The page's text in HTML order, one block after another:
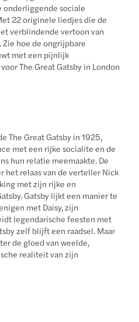
onderliggende sociale
22 originele liedjes die de
verblindende vertoon van
hoe de ongrijpbare
met een pijnlijk
The Great Gatsby in London
The Great Gatsby in 1925,
met een rijke socialite en de
hun relatie meemaakte. De
het relaas van de verteller Nick
met zijn rijke en
Gatsby lijkt een manier te
met Daisy, zijn
legendarische feesten met
zelf blijft een raadsel. Maar
de gloed van weelde,
realiteit van zijn